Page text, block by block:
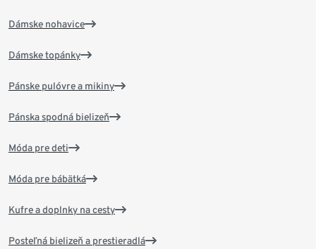
Dámske nohavice
Dámske topánky
Pánske pulóvre a mikiny
Pánska spodná bielizeň
Móda pre deti
Móda pre bábätká
Kufre a doplnky na cesty
Posteľná bielizeň a prestieradlá